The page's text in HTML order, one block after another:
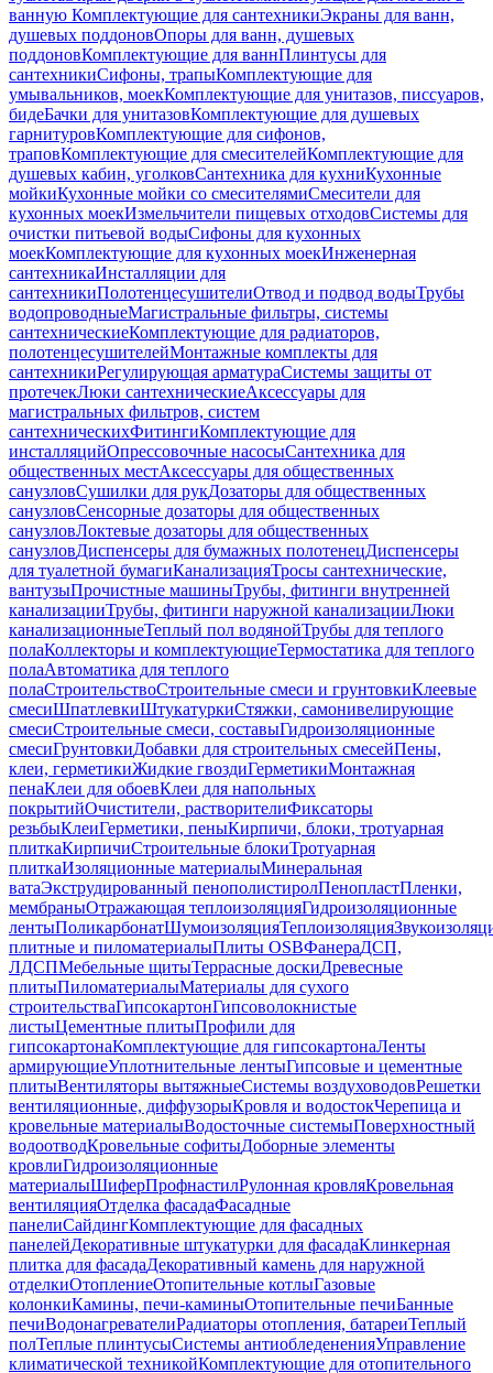
ванную Комплектующие для сантехникиЭкраны для ванн,
душевых поддоновОпоры для ванн, душевых
поддоновКомплектующие для ваннПлинтусы для
сантехникиСифоны, трапыКомплектующие для
умывальников, моекКомплектующие для унитазов, писсуаров,
бидеБачки для унитазовКомплектующие для душевых
гарнитуровКомплектующие для сифонов,
траповКомплектующие для смесителейКомплектующие для
душевых кабин, уголковСантехника для кухниКухонные
мойкиКухонные мойки со смесителямиСмесители для
кухонных моекИзмельчители пищевых отходовСистемы для
очистки питьевой водыСифоны для кухонных
моекКомплектующие для кухонных моекИнженерная
сантехникаИнсталляции для
сантехникиПолотенцесушителиОтвод и подвод водыТрубы
водопроводныеМагистральные фильтры, системы
сантехническиеКомплектующие для радиаторов,
полотенцесушителейМонтажные комплекты для
сантехникиРегулирующая арматураСистемы защиты от
протечекЛюки сантехническиеАксессуары для
магистральных фильтров, систем
сантехническихФитингиКомплектующие для
инсталляцийОпрессовочные насосыСантехника для
общественных местАксессуары для общественных
санузловСушилки для рукДозаторы для общественных
санузловСенсорные дозаторы для общественных
санузловЛоктевые дозаторы для общественных
санузловДиспенсеры для бумажных полотенецДиспенсеры
для туалетной бумагиКанализацияТросы сантехнические,
вантузыПрочистные машиныТрубы, фитинги внутренней
канализацииТрубы, фитинги наружной канализацииЛюки
канализационныеТеплый пол водянойТрубы для теплого
полаКоллекторы и комплектующиеТермостатика для теплого
полаАвтоматика для теплого
полаСтроительствоСтроительные смеси и грунтовкиКлеевые
смесиШпатлевкиШтукатуркиСтяжки, самонивелирующие
смесиСтроительные смеси, составыГидроизоляционные
смесиГрунтовкиДобавки для строительных смесейПены,
клеи, герметикиЖидкие гвоздиГерметикиМонтажная
пенаКлеи для обоевКлеи для напольных
покрытийОчистители, растворителиФиксаторы
резьбыКлеиГерметики, пеныКирпичи, блоки, тротуарная
плиткаКирпичиСтроительные блокиТротуарная
плиткаИзоляционные материалыМинеральная
ватаЭкструдированный пенополистиролПенопластПленки,
мембраныОтражающая теплоизоляцияГидроизоляционные
лентыПоликарбонатШумоизоляцияТеплоизоляция
плитные и пиломатериалыПлиты OSBФанераДСП,
ЛДСПМебельные щитыТеррасные доскиДревесные
плитыПиломатериалыМатериалы для сухого
строительстваГипсокартонГипсоволокнистые
листыЦементные плитыПрофили для
гипсокартонаКомплектующие для гипсокартонаЛенты
армирующиеУплотнительные лентыГипсовые и цементные
плитыВентиляторы вытяжныеСистемы воздуховодовРешетки
вентиляционные, диффузорыКровля и водостокЧерепица и
кровельные материалыВодосточные системыПоверхностный
водоотводКровельные софитыДоборные элементы
кровлиГидроизоляционные
материалыШиферПрофнастилРулонная кровляКровельная
вентиляцияОтделка фасадаФасадные
панелиСайдингКомплектующие для фасадных
панелейДекоративные штукатурки для фасадаКлинкерная
плитка для фасадаДекоративный камень для наружной
отделкиОтоплениеОтопительные котлыГазовые
колонкиКамины, печи-каминыОтопительные печиБанные
печиВодонагревателиРадиаторы отопления, батареиТеплый
полТеплые плинтусыСистемы антиобледененияУправление
климатической техникойКомплектующие для отопительного